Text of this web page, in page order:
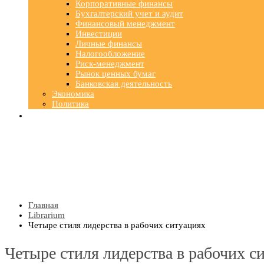
Корпоративные финансы
Бухгалтерский учет и аудит
Финансовый менеджмент
Инвестиции
Личные финансы
Налогообложение
Риск-менеджмент
Рынок ценных бумаг
Банковская деятельность
Экономика
Политика
Главная
Librarium
Четыре стиля лидерства в рабочих ситуациях
Четыре стиля лидерства в рабочих